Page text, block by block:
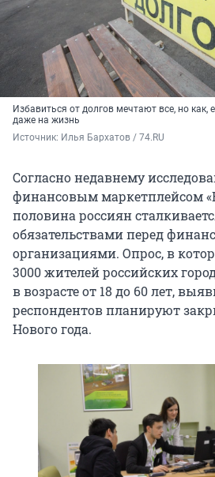
Избавиться от долгов мечтают все, но как,
даже на жизнь
Источник: Илья Бархатов / 74.RU
Согласно недавнему
финансовым маркетплейсом
половина россиян
обязательствами перед
организациями. Опрос, в
3000 жителей российских
в возрасте от 18 до 60 лет,
респондентов планируют
Нового года.